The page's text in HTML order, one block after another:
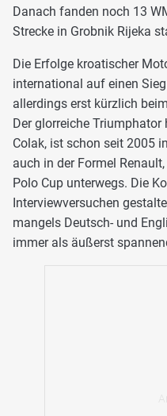
Danach fanden noch 13
Strecke in Grobnik Rijeka
Die Erfolge kroatischer
international auf einen
allerdings erst kürzlich
Der glorreiche
Colak, ist schon seit 2005
auch in der Formel
Polo Cup unterwegs. Die
Interviewversuchen
mangels Deutsch- und
immer als äußerst